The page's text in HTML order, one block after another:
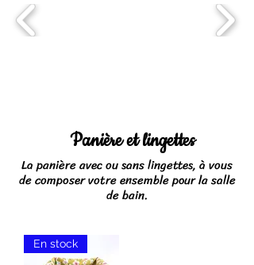
Panière et lingettes
La panière avec ou sans lingettes, à vous
de composer votre ensemble pour la salle
de bain.
En stock